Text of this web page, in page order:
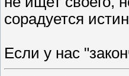
сорадуется
Если у нас